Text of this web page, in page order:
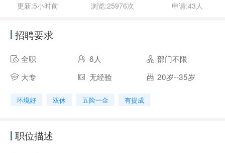
更新:5小时前 浏览:25976次 申请:43人
招聘要求
全职 6人
部门不限
大专
无经验 20岁--35岁
环境好 双休 五险一金 有提成
职位描述